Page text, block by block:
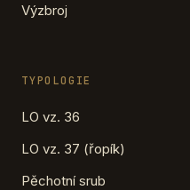
Výzbroj
TYPOLOGIE
LO vz. 36
LO vz. 37 (řopík)
Pěchotní srub